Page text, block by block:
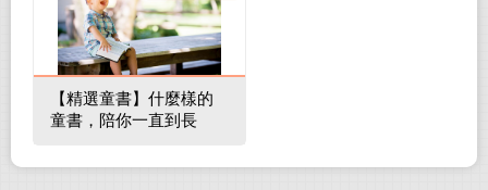
【精選童書】什麼樣的
童書，陪你一直到長